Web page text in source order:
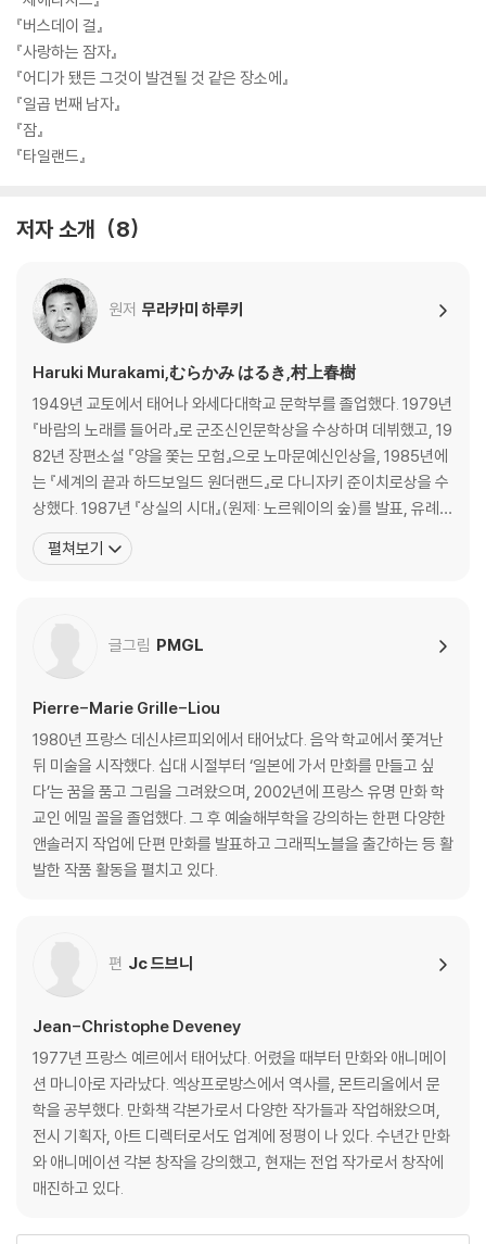
『버스데이 걸』
『사랑하는 잠자』
『어디가 됐든 그것이 발견될 것 같은 장소에』
『일곱 번째 남자』
『잠』
『타일랜드』
저자 소개 8
원저 무라카미 하루키
Haruki Murakami,むらかみ はるき,村上春樹
1949년 교토에서 태어나 와세다대학교 문학부를 졸업했다. 1979년
『바람의 노래를 들어라』로 군조신인문학상을 수상하며 데뷔했고, 19
82년 장편소설 『양을 쫓는 모험』으로 노마문예신인상을, 1985년에
는 『세계의 끝과 하드보일드 원더랜드』로 다니자키 준이치로상을 수
상했다. 1987년 『상실의 시대』(원제: 노르웨이의 숲)를 발표, 유례없
는 베스트셀러 선풍과 함께 하루키 신드롬을 일으키며 세계적인 작가
로 떠올랐다. 1994년 『태엽 감는 새』로 요미우리문학상을 수상했고,
펼쳐보기
글그림 PMGL
Pierre-Marie Grille-Liou
1980년 프랑스 데신샤르피외에서 태어났다. 음악 학교에서 쫓겨난
뒤 미술을 시작했다. 십대 시절부터 ‘일본에 가서 만화를 만들고 싶
다’는 꿈을 품고 그림을 그려왔으며, 2002년에 프랑스 유명 만화 학
교인 에밀 꼴을 졸업했다. 그 후 예술해부학을 강의하는 한편 다양한
앤솔러지 작업에 단편 만화를 발표하고 그래픽노블을 출간하는 등 활
발한 작품 활동을 펼치고 있다.
편 Jc 드브니
Jean-Christophe Deveney
1977년 프랑스 예르에서 태어났다. 어렸을 때부터 만화와 애니메이
션 마니아로 자라났다. 엑상프로방스에서 역사를, 몬트리올에서 문
학을 공부했다. 만화책 각본가로서 다양한 작가들과 작업해왔으며,
전시 기획자, 아트 디렉터로서도 업계에 정평이 나 있다. 수년간 만화
와 애니메이션 각본 창작을 강의했고, 현재는 전업 작가로서 창작에
매진하고 있다.